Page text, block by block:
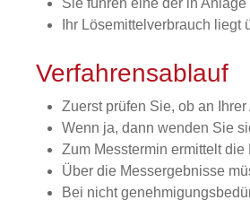
Sie führen eine der in
Ihr Lösemittelverbrauch
Verfahrensablauf
Zuerst prüfen Sie, ob an
Wenn ja, dann wenden Sie
Zum Messtermin ermittelt
Über die Messergebnisse
Bei nicht